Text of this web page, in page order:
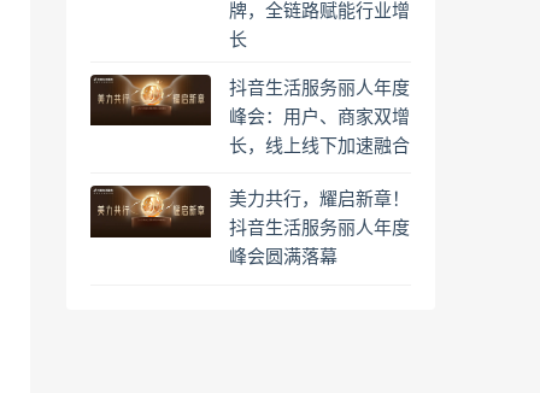
牌，全链路赋能行业增
长
抖音生活服务丽人年度
峰会：用户、商家双增
长，线上线下加速融合
美力共行，耀启新章！
抖音生活服务丽人年度
峰会圆满落幕